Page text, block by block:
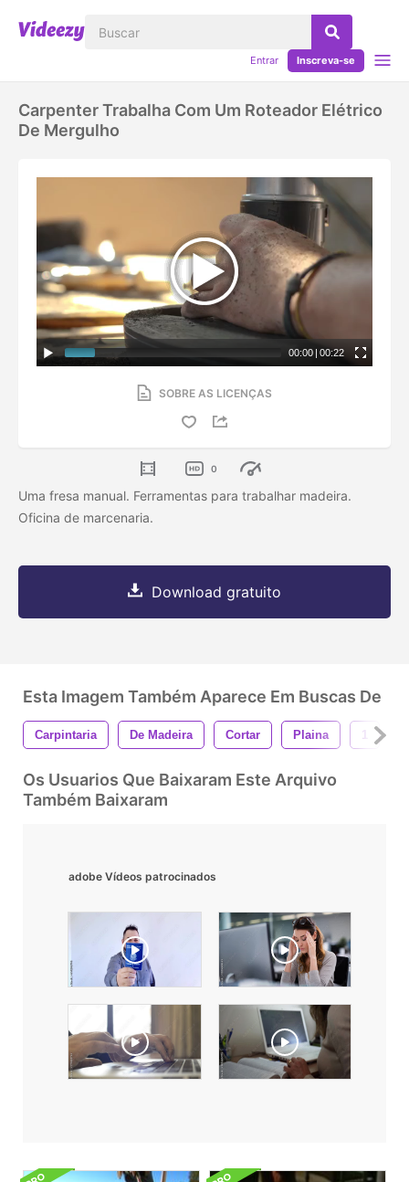
Entrar Inscreva-se
Carpenter Trabalha Com Um Roteador Elétrico
De Mergulho
00:00 | 00:22
SOBRE AS LICENÇAS
0
Uma fresa manual. Ferramentas para trabalhar madeira.
Oficina de marcenaria.
Download gratuito
Esta Imagem Também Aparece Em Buscas De
Carpintaria De Madeira Cortar Plaina 1
Os Usuarios Que Baixaram Este Arquivo
Também Baixaram
adobe Vídeos patrocinados